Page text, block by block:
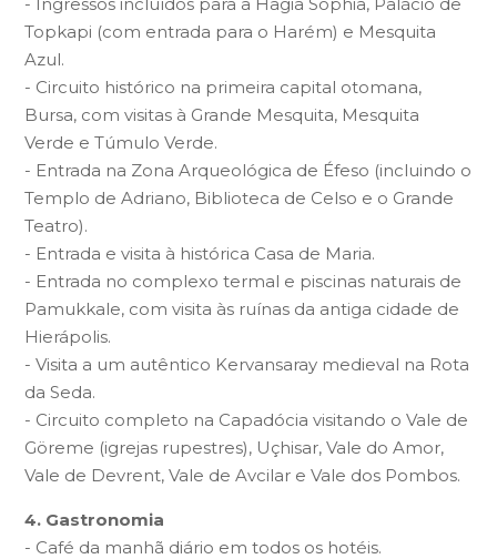
Topkapi (com entrada para o Harém) e Mesquita
Azul.
- Circuito histórico na primeira capital otomana,
Bursa, com visitas à Grande Mesquita, Mesquita
Verde e Túmulo Verde.
- Entrada na Zona Arqueológica de Éfeso (incluindo o
Templo de Adriano, Biblioteca de Celso e o Grande
Teatro).
- Entrada e visita à histórica Casa de Maria.
- Entrada no complexo termal e piscinas naturais de
Pamukkale, com visita às ruínas da antiga cidade de
Hierápolis.
- Visita a um autêntico Kervansaray medieval na Rota
da Seda.
- Circuito completo na Capadócia visitando o Vale de
Göreme (igrejas rupestres), Uçhisar, Vale do Amor,
Vale de Devrent, Vale de Avcilar e Vale dos Pombos.
4. Gastronomia
- Café da manhã diário em todos os hotéis.